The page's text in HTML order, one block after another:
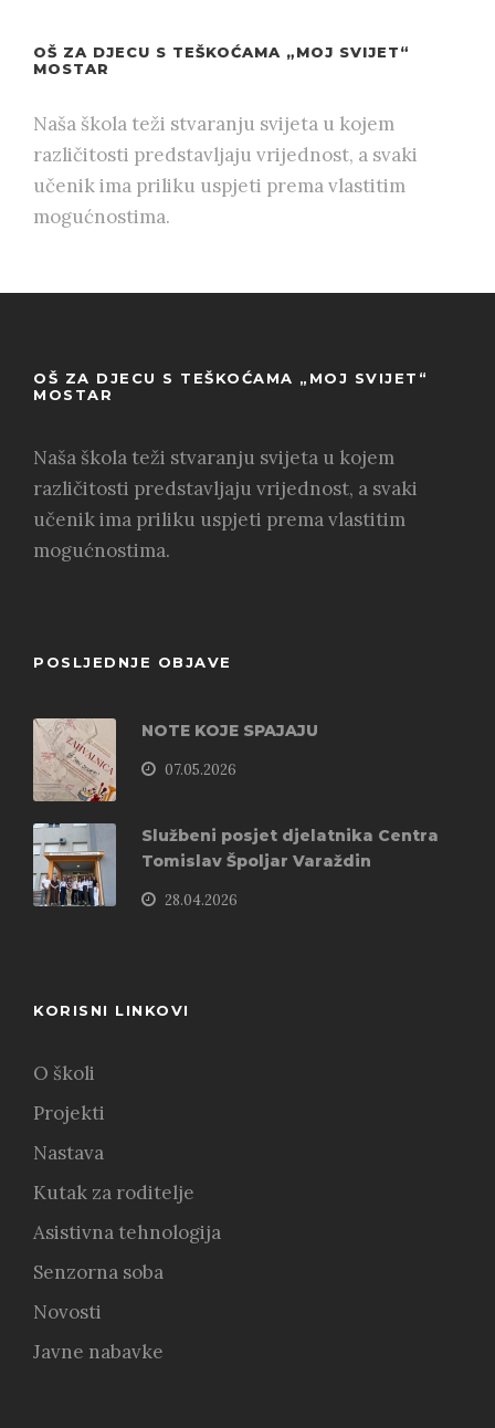
OŠ ZA DJECU S TEŠKOĆAMA „MOJ SVIJET“
MOSTAR
Naša škola teži stvaranju svijeta u kojem
različitosti predstavljaju vrijednost, a svaki
učenik ima priliku uspjeti prema vlastitim
mogućnostima.
OŠ ZA DJECU S TEŠKOĆAMA „MOJ SVIJET“
MOSTAR
Naša škola teži stvaranju svijeta u kojem
različitosti predstavljaju vrijednost, a svaki
učenik ima priliku uspjeti prema vlastitim
mogućnostima.
POSLJEDNJE OBJAVE
NOTE KOJE SPAJAJU
07.05.2026
Službeni posjet djelatnika Centra
Tomislav Špoljar Varaždin
28.04.2026
KORISNI LINKOVI
O školi
Projekti
Nastava
Kutak za roditelje
Asistivna tehnologija
Senzorna soba
Novosti
Javne nabavke